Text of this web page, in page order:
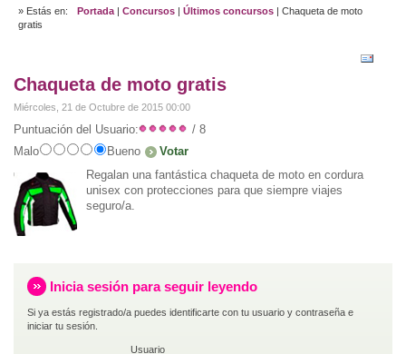
» Estás en: Portada | Concursos | Últimos concursos | Chaqueta de moto
gratis
Chaqueta de moto gratis
Miércoles, 21 de Octubre de 2015 00:00
Puntuación del Usuario:
/ 8
Malo
Bueno
Regalan una fantástica chaqueta de moto en cordura
unisex con protecciones para que siempre viajes
seguro/a.
Inicia sesión para seguir leyendo
Si ya estás registrado/a puedes identificarte con tu usuario y contraseña e
iniciar tu sesión.
Usuario